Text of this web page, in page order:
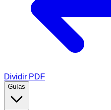
Dividir PDF
Guías